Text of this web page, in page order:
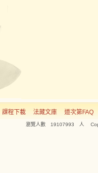
課程下載 法藏文庫 道次第FAQ
瀏覽人數 19107993 人